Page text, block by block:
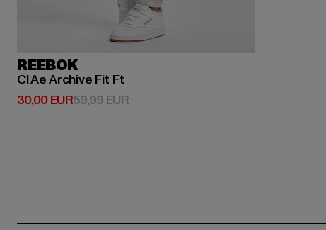
REEBOK
Cl Ae Archive Fit Ft
30,00 EUR
Derzeitiger Preis: 30,00 EUR
59,99 EURAktionspreis: 59,99 EUR